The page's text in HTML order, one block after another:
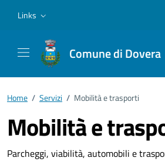
Links
Comune di Dovera
Home / Servizi / Mobilità e trasporti
Mobilità e
Parcheggi, viabilità, automobili e